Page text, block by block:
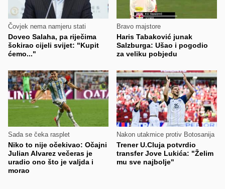
Čovjek nema namjeru stati
Doveo Salaha, pa riječima
šokirao cijeli svijet: "Kupit
ćemo..."
Bravo majstore
Haris Tabaković junak
Salzburga: Ušao i pogodio
za veliku pobjedu
Sada se čeka rasplet
Niko to nije očekivao: Očajni
Julian Alvarez večeras je
uradio ono što je valjda i
morao
Nakon utakmice protiv Botosanija
Trener U.Cluja potvrdio
transfer Jove Lukića: "Želim
mu sve najbolje"